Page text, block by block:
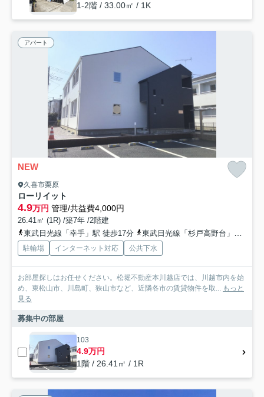
1-2階 / 33.00㎡ / 1K
アパート
NEW
久喜市栗原
ローリイット
4.9万円 管理/共益費4,000円
26.41㎡ (1R) /築7年 /2階建
東武日光線「幸手」駅 徒歩17分
東武日光線「杉戸高野台」駅 徒歩38分
駐輪場 インターネット対応 公共下水
お部屋探しはお任せください。松堀不動産本川越店では、川越市内を始
め、東松山市、川島町、狭山市など、近隣各市の賃貸物件を取... もっと
見る
募集中の部屋
103
4.9万円
1階 / 26.41㎡ / 1R